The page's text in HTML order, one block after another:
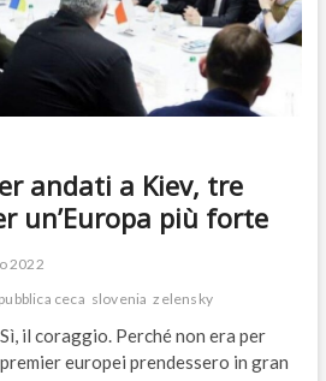
andati a Kiev, tre
un’Europa più forte
2022
ceca slovenia zelensky
il coraggio. Perché non era per
europei prendessero in gran